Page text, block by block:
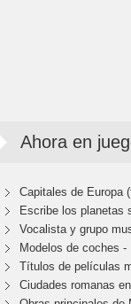
Ahora en
Capitales de Europa
Escribe los planetas
Vocalista y grupo
Modelos de coches
Títulos de películas
Ciudades romanas